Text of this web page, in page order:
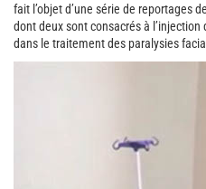
fait l’objet d’une série de reportages
dont deux sont consacrés à
dans le traitement des paralysies